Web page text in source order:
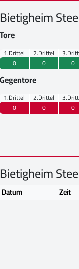
Bietigheim
Tore
1.Drittel 2.Drittel
0
0 0
Gegentore
1.Drittel 2.Drittel
0
0 0
Bietigheim
Datum Zeit